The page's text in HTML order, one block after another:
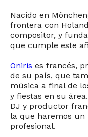
Nacido en
frontera con
compositor, y
que cumple este
Oniris es francés,
de su país, que
música a final de
y fiestas en su
DJ y productor
la que haremos
profesional.